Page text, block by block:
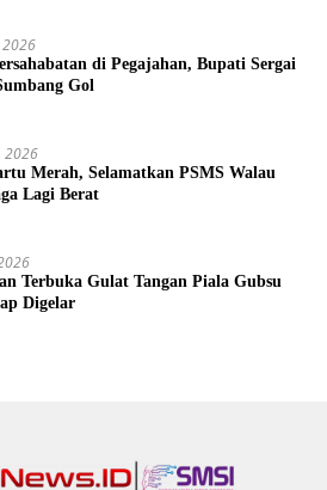
di Pegajahan, Bupati Sergai
Gol
2026
Merah, Selamatkan PSMS Walau
Lagi Berat
Terbuka Gulat Tangan Piala Gubsu
Digelar